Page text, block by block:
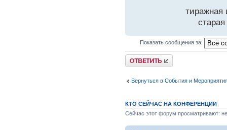
тиражная
Показать сообщения за:
Вернуться в События и
КТО СЕЙЧАС НА КОНФЕРЕНЦИИ
Сейчас этот форум просматривают: